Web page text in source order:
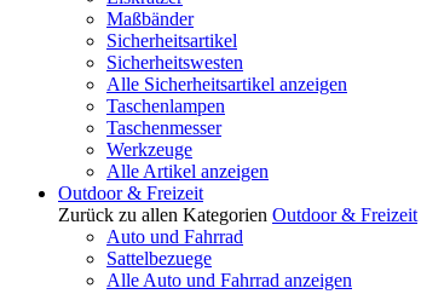
Maßbänder
Sicherheitsartikel
Sicherheitswesten
Alle Sicherheitsartikel anzeigen
Taschenlampen
Taschenmesser
Werkzeuge
Alle Artikel anzeigen
Outdoor & Freizeit
Zurück zu allen Kategorien Outdoor & Freizeit
Auto und Fahrrad
Sattelbezuege
Alle Auto und Fahrrad anzeigen